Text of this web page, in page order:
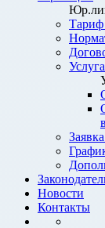
Новости
Контакты